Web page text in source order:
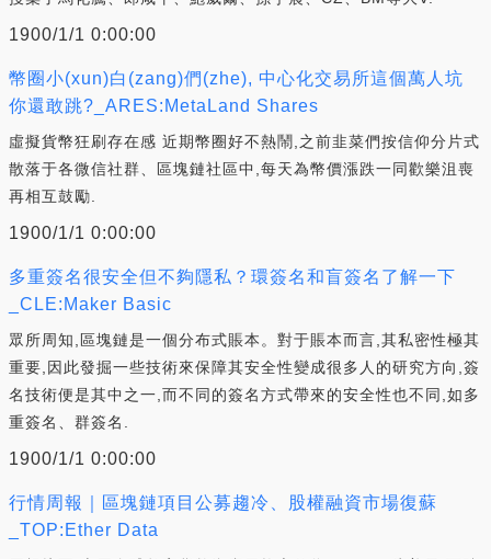
1900/1/1 0:00:00
幣圈小(xun)白(zang)們(zhe), 中心化交易所這個萬人坑
你還敢跳?_ARES:MetaLand Shares
虛擬貨幣狂刷存在感 近期幣圈好不熱鬧,之前韭菜們按信仰分片式
散落于各微信社群、區塊鏈社區中,每天為幣價漲跌一同歡樂沮喪
再相互鼓勵.
1900/1/1 0:00:00
多重簽名很安全但不夠隱私？環簽名和盲簽名了解一下
_CLE:Maker Basic
眾所周知,區塊鏈是一個分布式賬本。對于賬本而言,其私密性極其
重要,因此發掘一些技術來保障其安全性變成很多人的研究方向,簽
名技術便是其中之一,而不同的簽名方式帶來的安全性也不同,如多
重簽名、群簽名.
1900/1/1 0:00:00
行情周報｜區塊鏈項目公募趨冷、股權融資市場復蘇
_TOP:Ether Data